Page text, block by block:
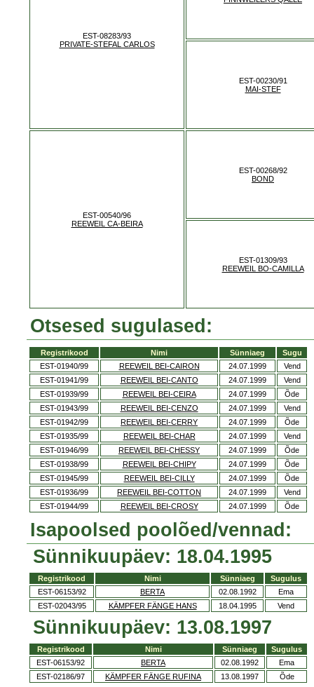
EST-08283/93
PRIVATE-STEFAL CARLOS
EST-00230/91
MAI-STEF
EST-00540/96
REEWEIL CA-BEIRA
EST-00268/92
BOND
EST-01309/93
REEWEIL BO-CAMILLA
Otsesed sugulased:
Registrikood Nimi Sünniaeg
Sugu
EST-01940/99
REEWEIL BEI-CAIRON 24.07.1999
Vend
EST-01941/99
REEWEIL BEI-CANTO 24.07.1999
Vend
EST-01939/99
REEWEIL BEI-CEIRA 24.07.1999
Õde
EST-01943/99
REEWEIL BEI-CENZO 24.07.1999
Vend
EST-01942/99
REEWEIL BEI-CERRY 24.07.1999
Õde
EST-01935/99
REEWEIL BEI-CHAR 24.07.1999
Vend
EST-01946/99
REEWEIL BEI-CHESSY 24.07.1999
Õde
EST-01938/99
REEWEIL BEI-CHIPY 24.07.1999
Õde
EST-01945/99
REEWEIL BEI-CILLY 24.07.1999
Õde
EST-01936/99
REEWEIL BEI-COTTON 24.07.1999
Vend
EST-01944/99
REEWEIL BEI-CROSY 24.07.1999 Õde
Isapoolsed poolõed/vennad:
Sünnikuupäev: 18.04.1995
Registrikood Nimi Sünniaeg
Sugulus
EST-06153/92
BERTA 02.08.1992
Ema
EST-02043/95
KÄMPFER FÄNGE HANS 18.04.1995 Vend
Sünnikuupäev: 13.08.1997
Registrikood Nimi Sünniaeg
Sugulus
EST-06153/92
BERTA 02.08.1992
Ema
EST-02186/97
KÄMPFER FÄNGE RUFINA 13.08.1997 Õde